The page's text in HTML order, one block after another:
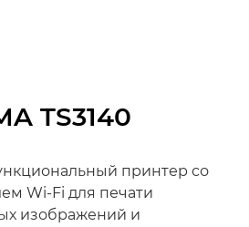
TS3140
принтер со
Wi-Fi для печати
изображений и